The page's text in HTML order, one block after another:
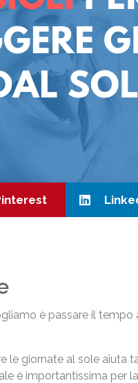
è passare il tempo
le giornate al sole aiuta
è importantissima per